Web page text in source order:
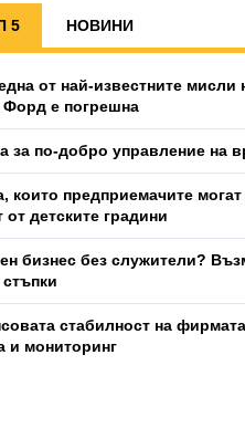
5 НОВИНИ
от най-известните мисли
Форд е погрешна
за по-добро управление на
които предприемачите могат
от детските градини
бизнес без служители?
стъпки
стабилност на
и мониторинг